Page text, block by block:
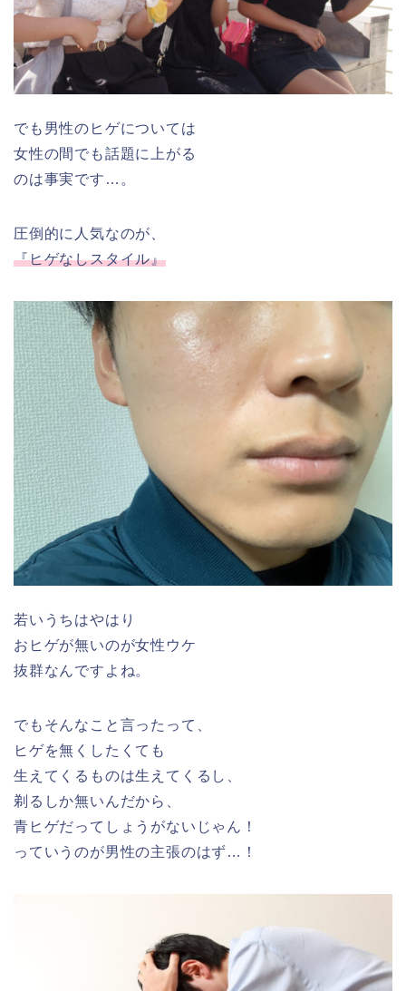
でも男性のヒゲについては
女性の間でも話題に上がる
のは事実です…。
圧倒的に人気なのが、
『ヒゲなしスタイル』
若いうちはやはり
おヒゲが無いのが女性ウケ
抜群なんですよね。
でもそんなこと言ったって、
ヒゲを無くしたくても
生えてくるものは生えてくるし、
剃るしか無いんだから、
青ヒゲだってしょうがないじゃん！
っていうのが男性の主張のはず…！